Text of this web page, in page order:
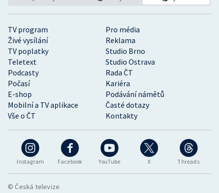
Instagram Facebook YouTube X Threads
TV program
Pro média
Živé vysílání
Reklama
TV poplatky
Studio Brno
Teletext
Studio Ostrava
Podcasty
Rada ČT
Počasí
Kariéra
E-shop
Podávání námětů
Mobilní a TV aplikace
Časté dotazy
Vše o ČT
Kontakty
© Česká televize